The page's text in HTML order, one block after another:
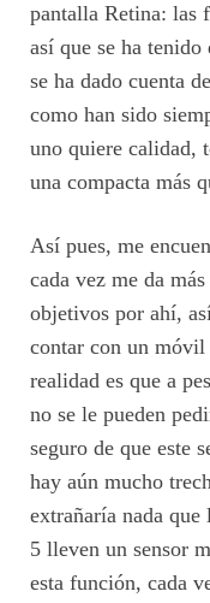
pantalla Retina: las
así que se ha
se ha dado cuenta
como han sido
uno quiere calidad,
una compacta más
Así pues, me
cada vez me da
objetivos por ahí,
contar con un móvil
realidad es que a
no se le pueden
seguro de que este
hay aún mucho
extrañaría nada
5 lleven un sensor
esta función, cada